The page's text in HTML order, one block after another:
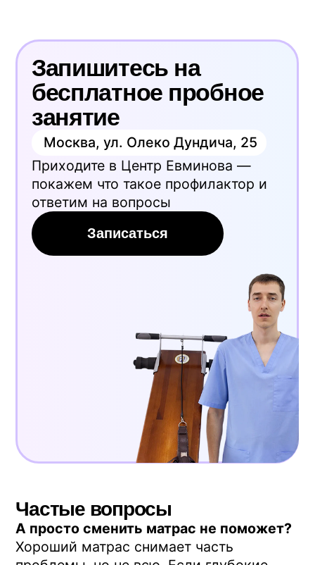
В первые 2–3 дня такое бывает —
мышцы, которые давно не работали,
активизируются. Снижаем угол до
минимального, сокращаем время до 5–7
минут, продолжаем. Если дискомфорт
держится больше недели —
останавливаемся и консультируемся с
Для самостоятельных занятий дома
консультации инструктора-методиста в
чате — можно показать видео своего
занятия и получить корректировку.
Оригинальный Профилактор +
онлайн-курс на 6 месяцев +
От 22 450 ₽